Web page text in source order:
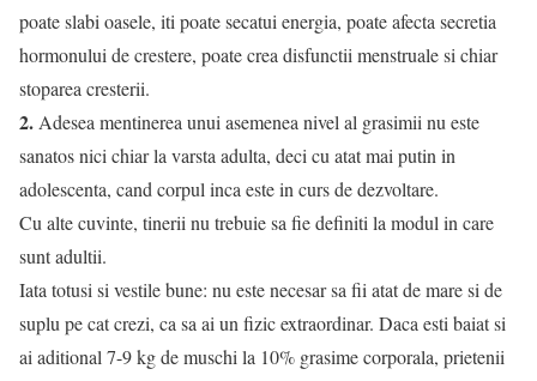
poate slabi oasele, iti poate secatui energia, poate afecta secretia
hormonului de crestere, poate crea disfunctii menstruale si chiar
stoparea cresterii.
2. Adesea mentinerea unui asemenea nivel al grasimii nu este
sanatos nici chiar la varsta adulta, deci cu atat mai putin in
adolescenta, cand corpul inca este in curs de dezvoltare.
Cu alte cuvinte, tinerii nu trebuie sa fie definiti la modul in care
sunt adultii.
Iata totusi si vestile bune: nu este necesar sa fii atat de mare si de
suplu pe cat crezi, ca sa ai un fizic extraordinar. Daca esti baiat si
ai aditional 7-9 kg de muschi la 10% grasime corporala, prietenii